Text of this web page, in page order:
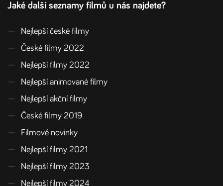
Jaké další seznamy filmů u nás najdete?
—
Nejlepší české filmy
—
České filmy 2022
—
Nejlepší filmy 2022
—
Nejlepší animované filmy
—
Nejlepší akční filmy
—
České filmy 2019
—
Filmové novinky
—
Nejlepší filmy 2021
—
Nejlepší filmy 2023
—
Nejlepší filmy 2024